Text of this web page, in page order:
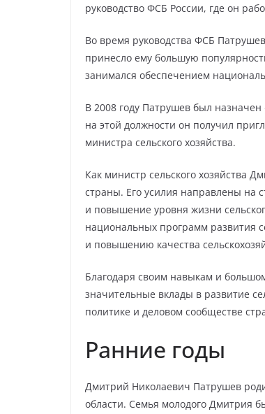
руководство ФСБ России, где он
Во время руководства ФСБ
принесло ему большую
занимался обеспечением
В 2008 году Патрушев был
на этой должности он получил
министра сельского хозяйства.
Как министр сельского хозяйства
страны. Его усилия направлены на
и повышение уровня жизни
национальных программ развития
и повышению качества
Благодаря своим навыкам и
значительные вклады в развитие
политике и деловом сообществе
Ранние годы
Дмитрий Николаевич Патрушев
области. Семья молодого Дмитрия